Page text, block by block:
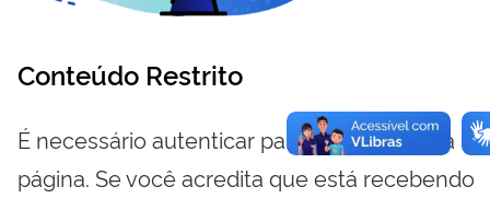
Conteúdo Restrito
É necessário autenticar para visualizar essa
página. Se você acredita que está recebendo